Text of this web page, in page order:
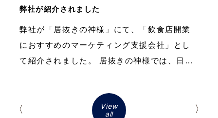
弊社が紹介されました
弊社が「居抜きの神様」にて、「飲食店開業
におすすめのマーケティング支援会社」とし
て紹介されました。 居抜きの神様では、日本
す。（物件例：池袋駅周辺の居抜き物件・名
古屋駅周辺の居抜き物 […]
View
all